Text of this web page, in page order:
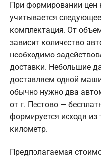
При формировании цен
учитывается
комплектация. От
зависит количество
необходимо
доставки. Небольшие
доставляем одной
обычно нужно два
от г. Пестово —
формируется исходя из
километр.
Предполагаемая